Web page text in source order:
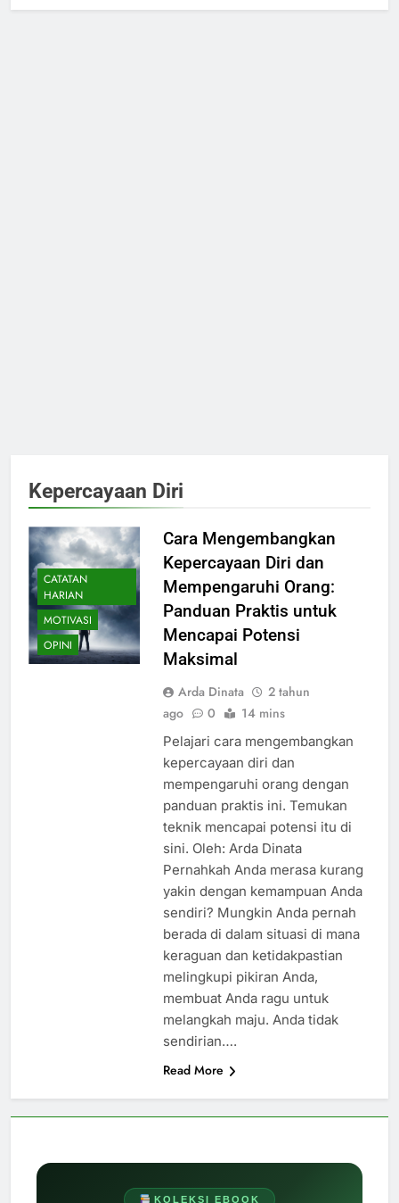
KOLEKSI EBOOK
Kepercayaan Diri
CATATAN
HARIAN
MOTIVASI
OPINI
Cara Mengembangkan
Kepercayaan Diri dan
Mempengaruhi Orang:
Panduan Praktis untuk
Mencapai Potensi
Maksimal
Arda Dinata
2 tahun
ago
0 14 mins
Pelajari cara mengembangkan
kepercayaan diri dan
mempengaruhi orang dengan
panduan praktis ini. Temukan
teknik mencapai potensi itu di
sini. Oleh: Arda Dinata
Pernahkah Anda merasa kurang
yakin dengan kemampuan Anda
sendiri? Mungkin Anda pernah
berada di dalam situasi di mana
keraguan dan ketidakpastian
melingkupi pikiran Anda,
membuat Anda ragu untuk
melangkah maju. Anda tidak
sendirian….
Read More